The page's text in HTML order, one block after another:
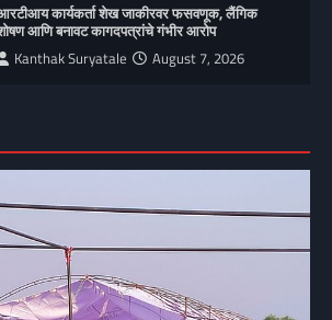
कार्यकर्ता शेख जाकीरवर फसवणूक, लैंगिक
आणि बनावट कागदपत्रांचे गंभीर आरोप
Kanthak Suryatale August 7, 2026